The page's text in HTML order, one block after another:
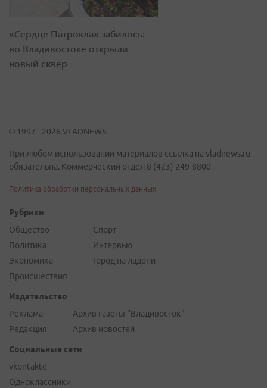
«Сердце Патрокла» забилось:
во Владивостоке открыли
новый сквер
© 1997 - 2026 VLADNEWS
При любом использовании материалов ссылка на vladnews.ru
обязательна. Коммерческий отдел 8 (423) 249-8800
Политика обработки персональных данных
Рубрики
Общество
Политика
Экономика
Происшествия
Спорт
Интервью
Город на ладони
Издательство
Реклама
Редакция
Архив газеты "Владивосток"
Архив новостей
Социальные сети
vkontakte
Одноклассники